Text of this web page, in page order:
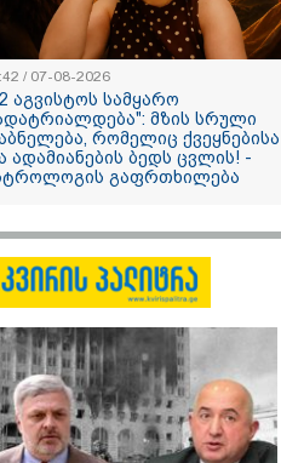
წლის
სადაც
ამოიცნო
11:42 / 07-08-
"12
დაბნელება,
და
/ 07-08-2026
აგვისტოს სამყარო
მზის სრული
რომელიც ქვეყნებისა
ადამიანების ბედს ცვლის! -
გაფრთხილება